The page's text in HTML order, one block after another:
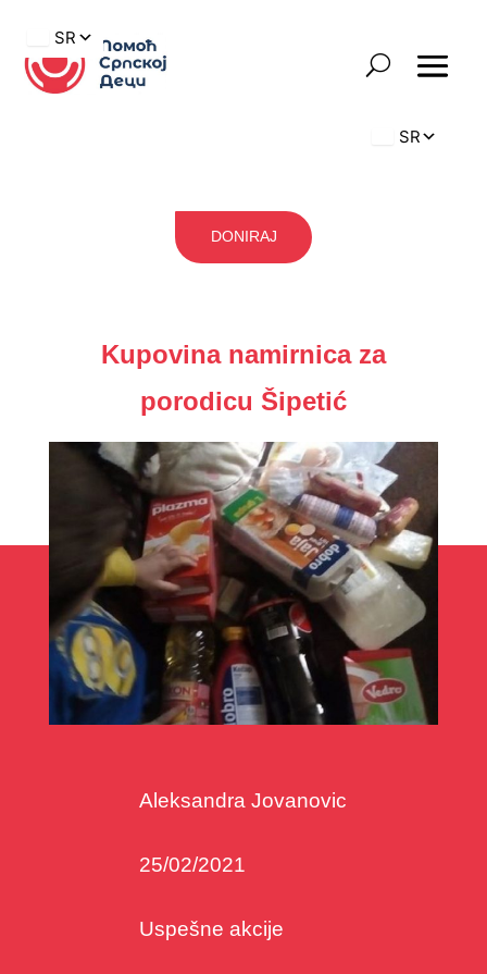
DONIRAJ
Kupovina namirnica za
porodicu Šipetić
Aleksandra Jovanovic
25/02/2021
Uspešne akcije